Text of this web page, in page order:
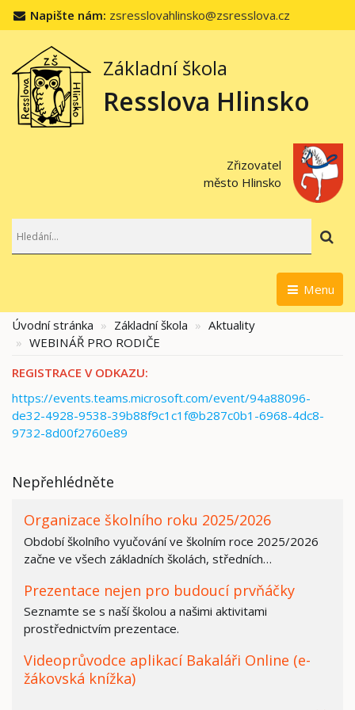
Napište nám: zsresslovahlinsko@zsresslova.cz
Základní škola
Resslova Hlinsko
Zřizovatel
město Hlinsko
Menu
Úvodní stránka Základní škola
Aktuality
WEBINÁŘ PRO RODIČE
REGISTRACE V ODKAZU:
https://events.teams.microsoft.com/event/94a88096-
de32-4928-9538-39b88f9c1c1f@b287c0b1-6968-4dc8-
9732-8d00f2760e89
Nepřehlédněte
Organizace školního roku 2025/2026
Období školního vyučování ve školním roce 2025/2026
začne ve všech základních školách, středních…
Prezentace nejen pro budoucí prvňáčky
Seznamte se s naší školou a našimi aktivitami
prostřednictvím prezentace.
Videoprůvodce aplikací Bakaláři Online (e-
žákovská knížka)